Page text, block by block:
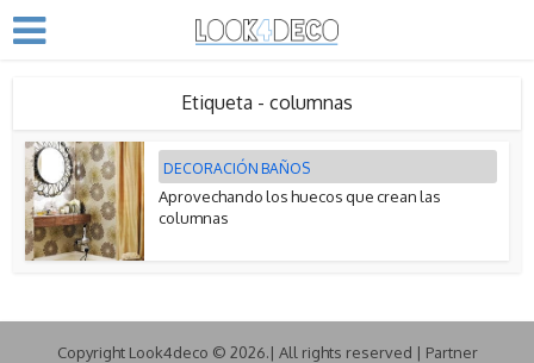
Etiqueta - columnas
DECORACIÓN BAÑOS
Aprovechando los huecos que crean las
columnas
Copyright Look4deco © 2026.| All rights reserved | Partner